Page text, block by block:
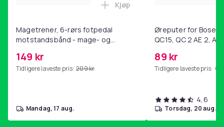
Magetrener, 6-rørs fotpedal
motstandsbånd - mage- og
hjemmegymnastikk Purple
149 kr
Tidligere laveste pris: 209 kr
Legg Magetrener, 6-rørs
Kjøp
mandag, 17 aug.
Øreputer for Bose
QC15, QC 2 AE 2, AE
89 kr
Tidligere laveste pris: 99
4,6
torsdag, 20 aug.